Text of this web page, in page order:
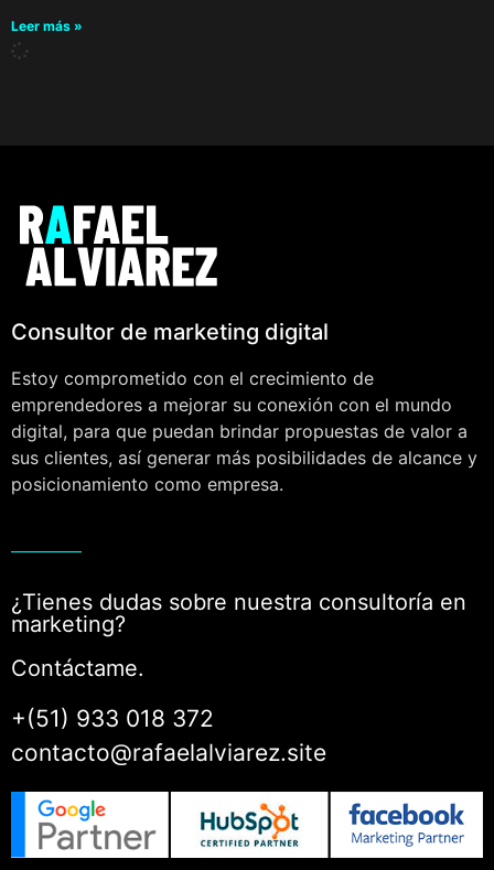
Leer más »
Consultor de marketing digital
Estoy comprometido con el crecimiento de
emprendedores a mejorar su conexión con el mundo
digital, para que puedan brindar propuestas de valor a
sus clientes, así generar más posibilidades de alcance y
posicionamiento como empresa.
¿Tienes dudas sobre nuestra consultoría en
marketing?
Contáctame.
+(51) 933 018 372
contacto@rafaelalviarez.site